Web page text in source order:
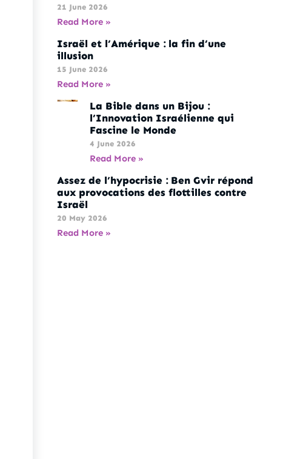
21 June 2026
Read More »
Israël et l’Amérique : la fin d’une
illusion
15 June 2026
Read More »
La Bible dans un Bijou :
l’Innovation Israélienne qui
Fascine le Monde
4 June 2026
Read More »
Assez de l’hypocrisie : Ben Gvir répond
aux provocations des flottilles contre
Israël
20 May 2026
Read More »